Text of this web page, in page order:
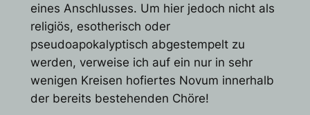
eines Anschlusses. Um hier jedoch nicht als
religiös, esotherisch oder
pseudoapokalyptisch abgestempelt zu
werden, verweise ich auf ein nur in sehr
wenigen Kreisen hofiertes Novum innerhalb
der bereits bestehenden Chöre!